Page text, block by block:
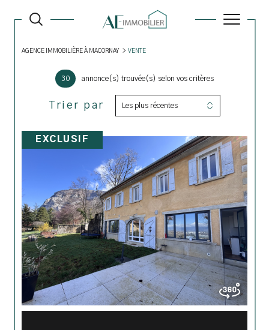
AGENCE IMMOBILIÈRE À MACORNAY VENTE
30 annonce(s) trouvée(s) selon vos critères
Trier par Les plus récentes
EXCLUSIF